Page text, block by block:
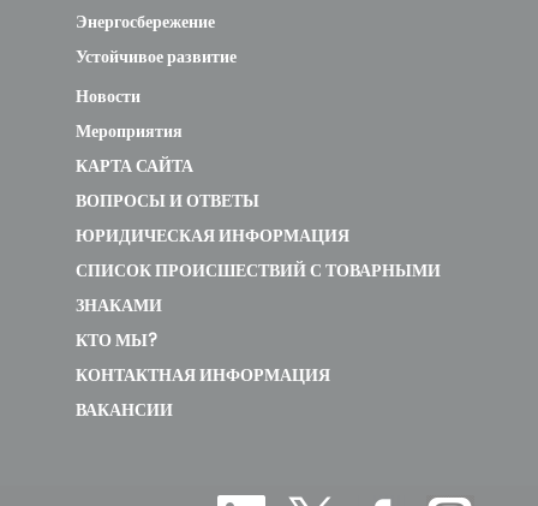
Энергосбережение
Устойчивое развитие
Новости
Мероприятия
КАРТА САЙТА
ВОПРОСЫ И ОТВЕТЫ
ЮРИДИЧЕСКАЯ ИНФОРМАЦИЯ
СПИСОК ПРОИСШЕСТВИЙ С ТОВАРНЫМИ
ЗНАКАМИ
КТО МЫ?
КОНТАКТНАЯ ИНФОРМАЦИЯ
ВАКАНСИИ